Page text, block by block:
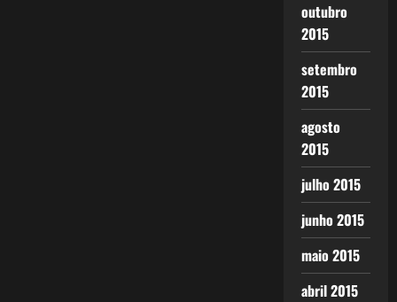
outubro
2015
setembro
2015
agosto
2015
julho 2015
junho 2015
maio 2015
abril 2015